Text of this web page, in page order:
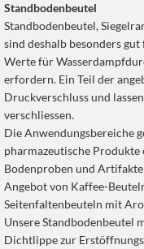
Standbodenbeutel
Standbodenbeutel,
sind deshalb besonders
Werte für
erfordern. Ein Teil der
Druckverschluss und
verschliessen.
Die Anwendungsbereiche
pharmazeutische
Bodenproben und
Angebot von Kaffee-
Seitenfaltenbeuteln mit
Unsere Standbodenbeutel
Dichtlippe zur